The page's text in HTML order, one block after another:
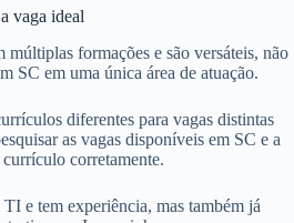
vaga ideal
formações e são versáteis, não
SC em uma única área de atuação.
diferentes para vagas distintas
as vagas disponíveis em SC e a
corretamente.
e tem experiência, mas também já